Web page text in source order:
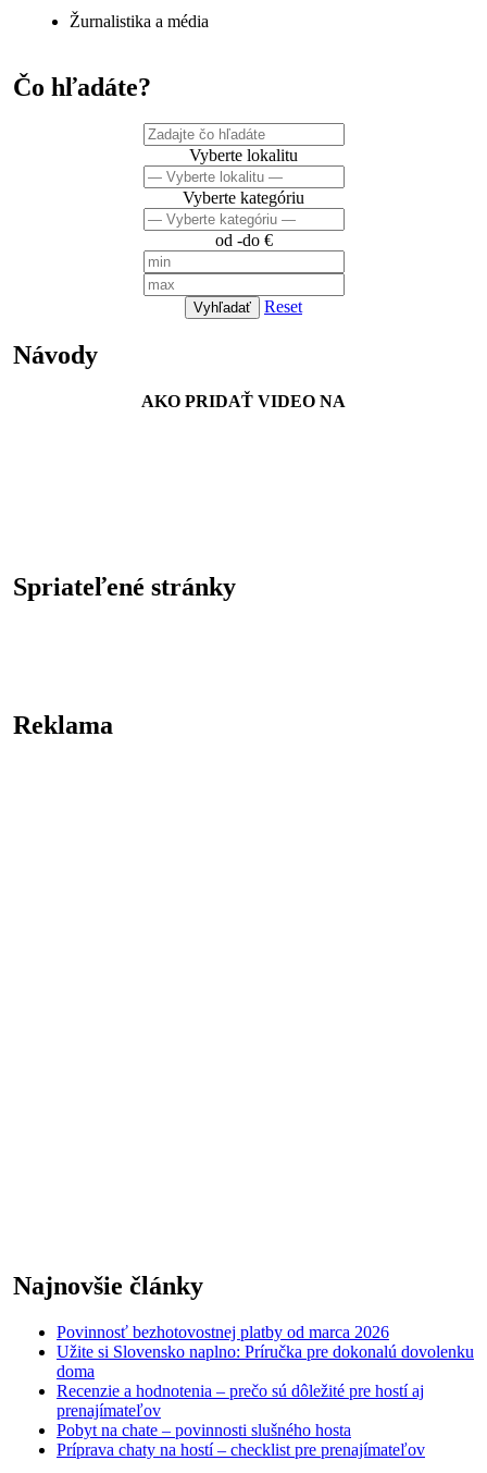
Žurnalistika a média
Čo hľadáte?
Vyberte lokalitu
Vyberte kategóriu
od -do €
Vyhľadať Reset
Návody
AKO PRIDAŤ VIDEO NA
Spriateľené stránky
Reklama
Najnovšie články
Povinnosť bezhotovostnej platby od marca 2026
Užite si Slovensko naplno: Príručka pre dokonalú dovolenku
doma
Recenzie a hodnotenia – prečo sú dôležité pre hostí aj
prenajímateľov
Pobyt na chate – povinnosti slušného hosta
Príprava chaty na hostí – checklist pre prenajímateľov